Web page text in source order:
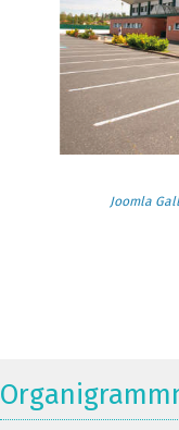
Joomla